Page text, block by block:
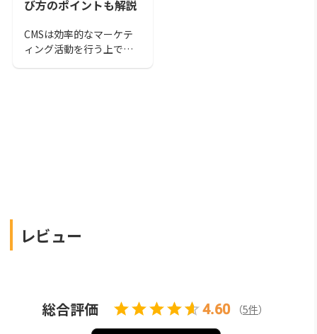
び方のポイントも解説
CMSは効率的なマーケテ
ィング活動を行う上で欠
レビュー
総合評価 4.60 （5件）